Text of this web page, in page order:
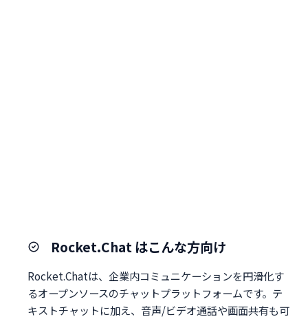
Rocket.Chat はこんな方向け
Rocket.Chatは、企業内コミュニケーションを円滑化す
るオープンソースのチャットプラットフォームです。テ
キストチャットに加え、音声/ビデオ通話や画面共有も可